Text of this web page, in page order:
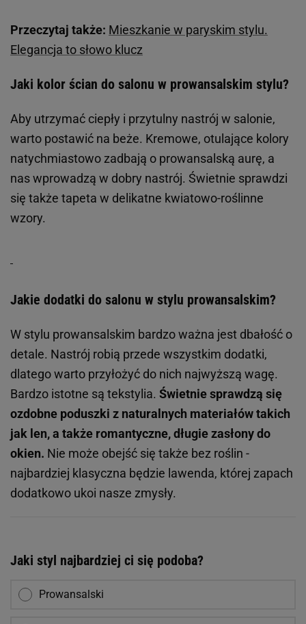
Przeczytaj także: Mieszkanie w paryskim stylu.
Elegancja to słowo klucz
Jaki kolor ścian do salonu w prowansalskim stylu?
Aby utrzymać ciepły i przytulny nastrój w salonie,
warto postawić na beże. Kremowe, otulające kolory
natychmiastowo zadbają o prowansalską aurę, a
nas wprowadzą w dobry nastrój. Świetnie sprawdzi
się także tapeta w delikatne kwiatowo-roślinne
wzory.
Jakie dodatki do salonu w stylu prowansalskim?
W stylu prowansalskim bardzo ważna jest dbałość o
detale. Nastrój robią przede wszystkim dodatki,
dlatego warto przyłożyć do nich najwyższą wagę.
Bardzo istotne są tekstylia. Świetnie sprawdzą się
ozdobne poduszki z naturalnych materiałów takich
jak len, a także romantyczne, długie zasłony do
okien. Nie może obejść się także bez roślin -
najbardziej klasyczna będzie lawenda, której zapach
dodatkowo ukoi nasze zmysły.
Jaki styl najbardziej ci się podoba?
Prowansalski